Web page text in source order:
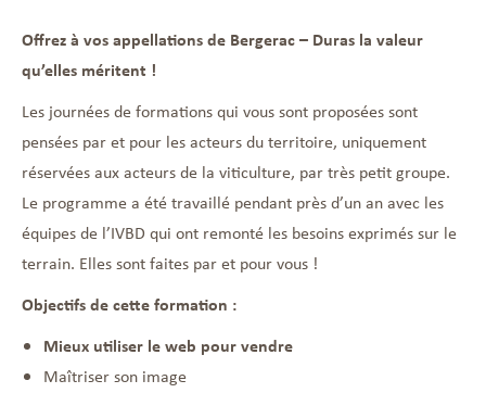
Offrez à vos appellations de Bergerac – Duras la valeur
qu’elles méritent !
Les journées de formations qui vous sont proposées sont
pensées par et pour les acteurs du territoire, uniquement
réservées aux acteurs de la viticulture, par très petit groupe.
Le programme a été travaillé pendant près d’un an avec les
équipes de l’IVBD qui ont remonté les besoins exprimés sur le
terrain. Elles sont faites par et pour vous !
Objectifs de cette formation :
Mieux utiliser le web pour vendre
Maîtriser son image